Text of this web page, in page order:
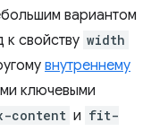
вариантом
к свойству width
внутреннему
ключевыми
content и fit-